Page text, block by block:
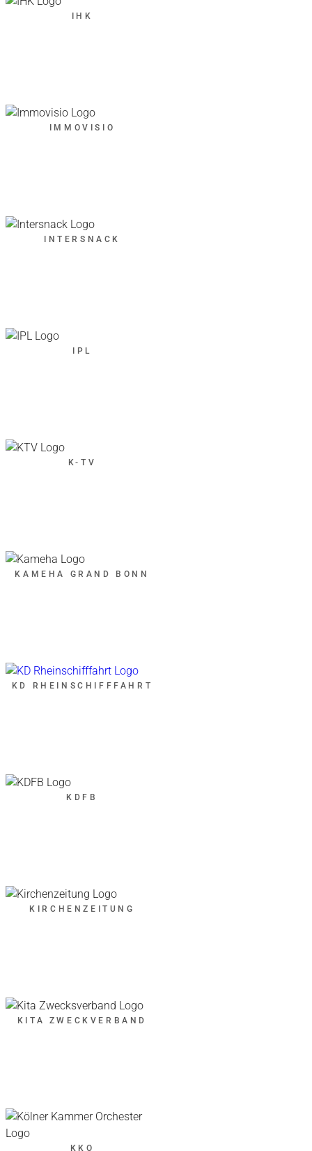
IHK
IMMOVISIO
INTERSNACK
IPL
K-TV
KAMEHA GRAND BONN
KD RHEINSCHIFFFAHRT
KDFB
KIRCHENZEITUNG
KITA ZWECKVERBAND
KKO